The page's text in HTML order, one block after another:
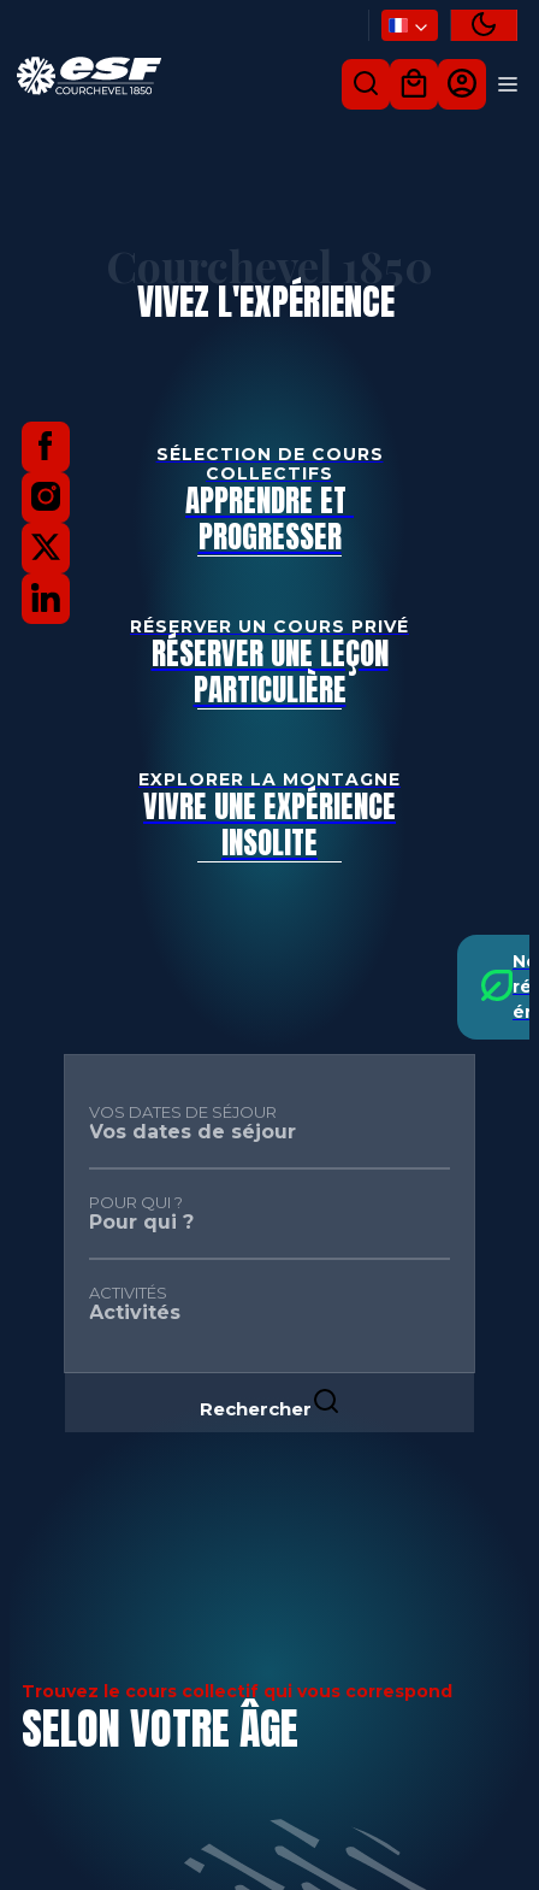
Courchevel 1850
VIVEZ L'EXPÉRIENCE
SÉLECTION DE COURS
COLLECTIFS
APPRENDRE ET
PROGRESSER
RÉSERVER UN COURS PRIVÉ
RÉSERVER UNE LEÇON
PARTICULIÈRE
EXPLORER LA MONTAGNE
VIVRE UNE EXPÉRIENCE
INSOLITE
VOS DATES DE SÉJOUR
POUR QUI ?
ACTIVITÉS
Rechercher
Trouvez le cours collectif qui vous correspond
SELON VOTRE ÂGE